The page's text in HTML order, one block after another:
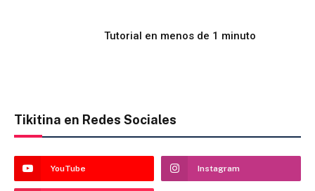
Tutorial en menos de 1 minuto
Tikitina en Redes Sociales
YouTube Instagram